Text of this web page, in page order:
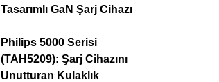
Tasarımlı GaN Şarj Cihazı
Philips 5000 Serisi
(TAH5209): Şarj Cihazını
Unutturan Kulaklık